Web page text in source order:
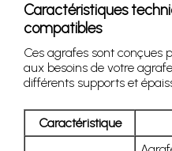
Caractéristiques
compatibles
Ces agrafes sont conçues
aux besoins de votre
différents supports et
Caractéristique